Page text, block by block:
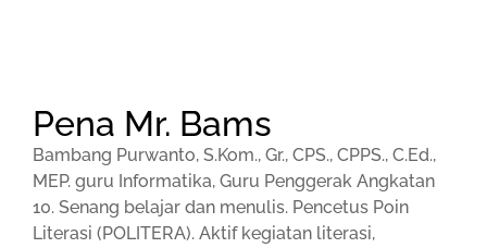
Pena Mr. Bams
Bambang Purwanto, S.Kom., Gr., CPS., CPPS., C.Ed.,
MEP. guru Informatika, Guru Penggerak Angkatan
10. Senang belajar dan menulis. Pencetus Poin
Literasi (POLITERA). Aktif kegiatan literasi,